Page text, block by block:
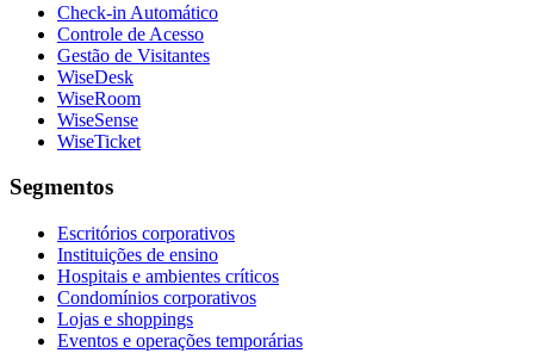
Check-in Automático
Controle de Acesso
Gestão de Visitantes
WiseDesk
WiseRoom
WiseSense
WiseTicket
Segmentos
Escritórios corporativos
Instituições de ensino
Hospitais e ambientes críticos
Condomínios corporativos
Lojas e shoppings
Eventos e operações temporárias